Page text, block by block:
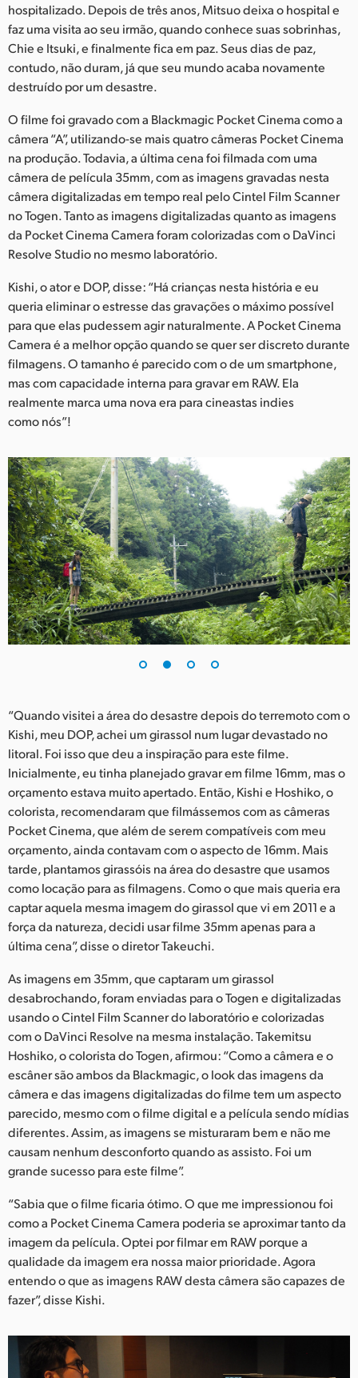
Norway
Poland
Singapore
South Africa
Spain
Sweden
Chinese Taipei
Turkey
UAE
Ukraine
United Kingdom
United States
hospitalizado. Depois de três anos, Mitsuo deixa o hospital e
faz uma visita ao seu irmão, quando conhece suas sobrinhas,
Chie e Itsuki, e finalmente fica em paz. Seus dias de paz,
contudo, não duram, já que seu mundo acaba novamente
destruído por um desastre.
O filme foi gravado com a Blackmagic Pocket Cinema como a
câmera “A”, utilizando-se mais quatro câmeras Pocket Cinema
na produção. Todavia, a última cena foi filmada com uma
câmera de película 35mm, com as imagens gravadas nesta
câmera digitalizadas em tempo real pelo Cintel Film Scanner
no Togen. Tanto as imagens digitalizadas quanto as imagens
da Pocket Cinema Camera foram colorizadas com o DaVinci
Resolve Studio no mesmo laboratório.
Kishi, o ator e DOP, disse: “Há crianças nesta história e eu
queria eliminar o estresse das gravações o máximo possível
para que elas pudessem agir naturalmente. A Pocket Cinema
Camera é a melhor opção quando se quer ser discreto durante
filmagens. O tamanho é parecido com o de um smartphone,
mas com capacidade interna para gravar em RAW. Ela
realmente marca uma nova era para cineastas indies
como nós”!
“Quando visitei a área do desastre depois do terremoto com o
Kishi, meu DOP, achei um girassol num lugar devastado no
litoral. Foi isso que deu a inspiração para este filme.
Inicialmente, eu tinha planejado gravar em filme 16mm, mas o
orçamento estava muito apertado. Então, Kishi e Hoshiko, o
colorista, recomendaram que filmássemos com as câmeras
Pocket Cinema, que além de serem compatíveis com meu
orçamento, ainda contavam com o aspecto de 16mm. Mais
tarde, plantamos girassóis na área do desastre que usamos
como locação para as filmagens. Como o que mais queria era
captar aquela mesma imagem do girassol que vi em 2011 e a
força da natureza, decidi usar filme 35mm apenas para a
última cena”, disse o diretor Takeuchi.
As imagens em 35mm, que captaram um girassol
desabrochando, foram enviadas para o Togen e digitalizadas
usando o Cintel Film Scanner do laboratório e colorizadas
com o DaVinci Resolve na mesma instalação. Takemitsu
Hoshiko, o colorista do Togen, afirmou: “Como a câmera e o
escâner são ambos da Blackmagic, o look das imagens da
câmera e das imagens digitalizadas do filme tem um aspecto
parecido, mesmo com o filme digital e a película sendo mídias
diferentes. Assim, as imagens se misturaram bem e não me
causam nenhum desconforto quando as assisto. Foi um
grande sucesso para este filme”.
“Sabia que o filme ficaria ótimo. O que me impressionou foi
como a Pocket Cinema Camera poderia se aproximar tanto da
imagem da película. Optei por filmar em RAW porque a
qualidade da imagem era nossa maior prioridade. Agora
entendo o que as imagens RAW desta câmera são capazes de
fazer”, disse Kishi.